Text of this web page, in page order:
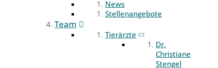
News
Stellenangebote
Team
Tierärzte
Dr.
Christiane
Stengel